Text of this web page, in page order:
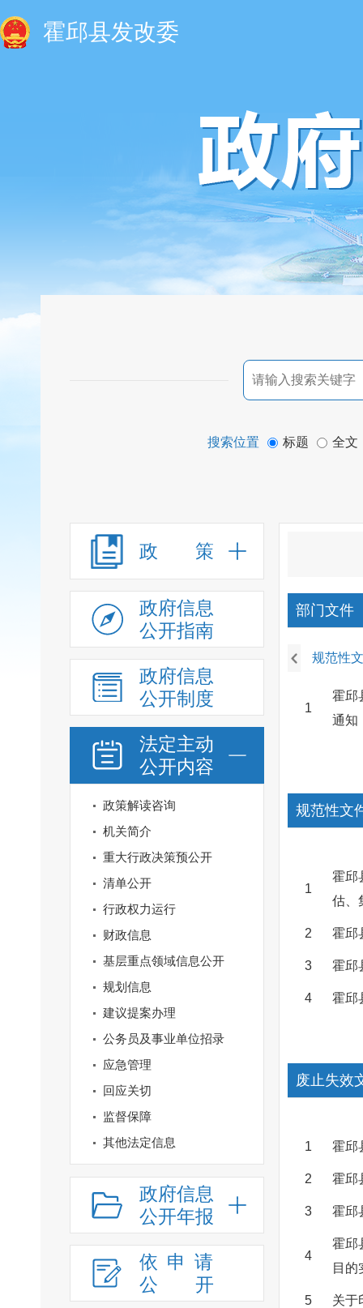
霍邱县发改委
搜索位置 标题 全文
政 策
政府信息
公开指南
政府信息
公开制度
法定主动
公开内容
政策解读咨询
机关简介
重大行政决策预公开
清单公开
行政权力运行
财政信息
基层重点领域信息公开
规划信息
建议提案办理
公务员及事业单位招录
应急管理
回应关切
监督保障
其他法定信息
政府信息
公开年报
依申请
公
开
部门文件
规范性
1
霍邱
通知
规范性文
1
霍邱
估、
2 霍邱
3 霍邱
4 霍邱
废止失效
1 霍邱
2 霍邱
3 霍邱
4
霍邱
目
5 关于